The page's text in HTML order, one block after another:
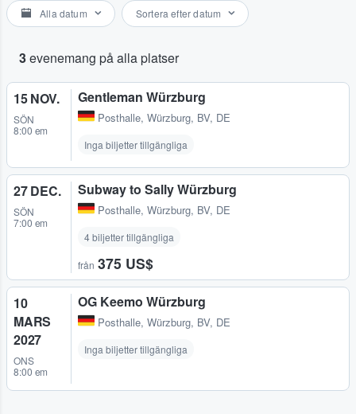
Alla datum Sortera efter datum
3evenemang på alla platser
15 NOV.
SÖN
8:00 em
Gentleman Würzburg
Posthalle, Würzburg, BV, DE
Inga biljetter tillgängliga
27 DEC.
SÖN
7:00 em
Subway to Sally Würzburg
Posthalle, Würzburg, BV, DE
4 biljetter tillgängliga
från 375 US$
10
MARS
2027
ONS
8:00 em
OG Keemo Würzburg
Posthalle, Würzburg, BV, DE
Inga biljetter tillgängliga